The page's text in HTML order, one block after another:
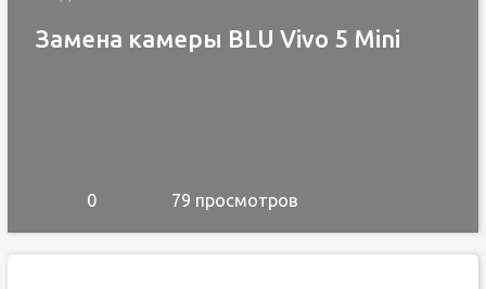
Замена камеры BLU Vivo 5 Mini
0 79 просмотров